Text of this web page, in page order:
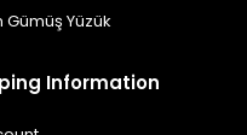
Gümüş Yüzük
Information